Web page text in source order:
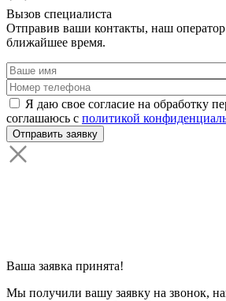
Вызов специалиста
Отправив ваши контакты, наш оператор
ближайшее время.
Я даю свое согласие на обработку
соглашаюсь с политикой
Ваша заявка принята!
Мы получили вашу заявку на звонок,